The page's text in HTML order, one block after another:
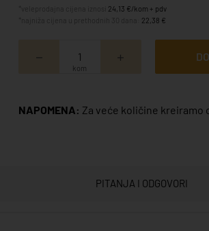
24,13 €/kom + pdv
22,38 €
kom
NAPOMENA: Za veće količine kreiramo
PITANJA I ODGOVORI